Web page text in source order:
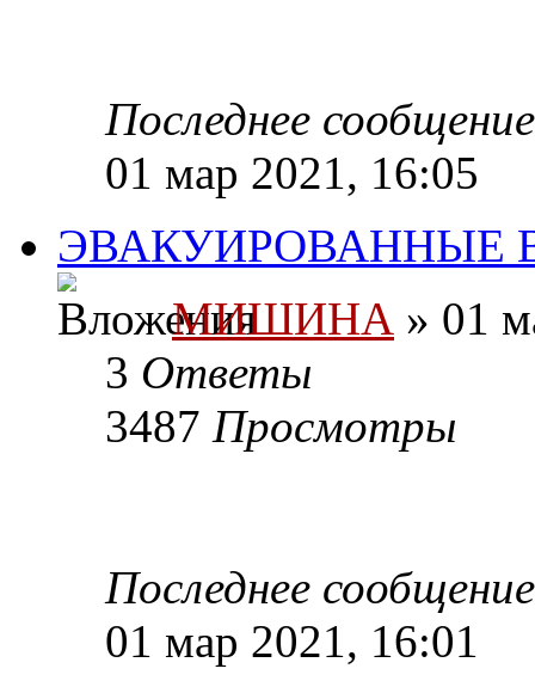
Последнее
01 мар 2021, 16:05
ЭВАКУИРОВАННЫЕ
МИШИНА » 01
3 Ответы
3487 Просмотры
Последнее
01 мар 2021, 16:01